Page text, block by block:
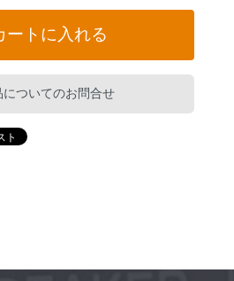
ートに入れる
についてのお問合せ